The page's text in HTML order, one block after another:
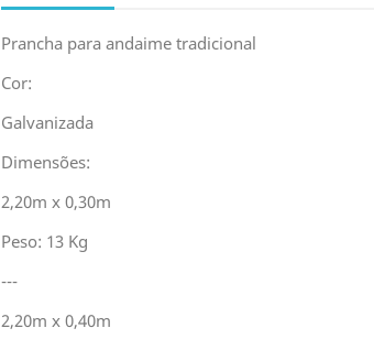
Prancha para andaime tradicional
Cor:
Galvanizada
Dimensões:
2,20m x 0,30m
Peso: 13 Kg
---
2,20m x 0,40m